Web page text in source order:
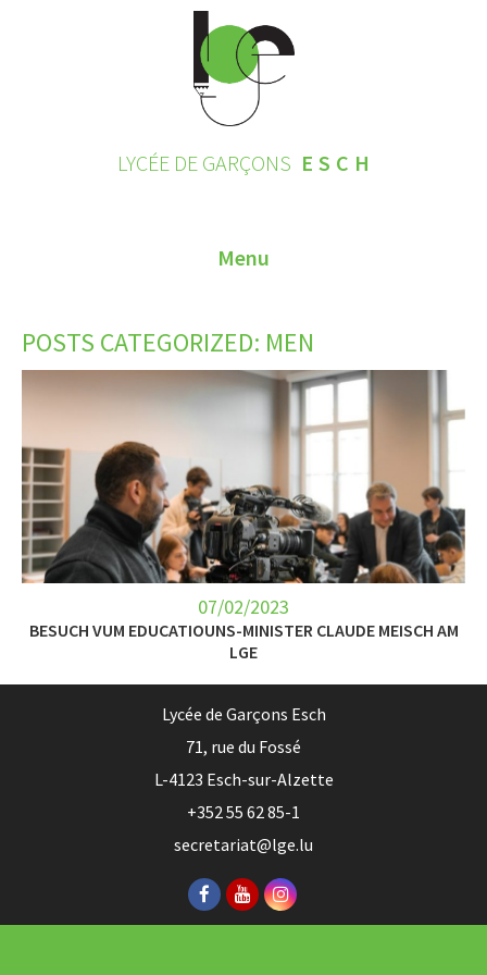
LYCÉE DE GARÇONS ESCH
Menu
CONTACT
INSCRIPTIONS 2026
LE LYCÉE
LET’S GO SCIENCE
ACTUALITÉ
POSTS CATEGORIZED: MEN
07/02/2023
BESUCH VUM EDUCATIOUNS-MINISTER CLAUDE MEISCH AM
LGE
Lycée de Garçons Esch
71, rue du Fossé
L-4123 Esch-sur-Alzette
+352 55 62 85-1
secretariat@lge.lu